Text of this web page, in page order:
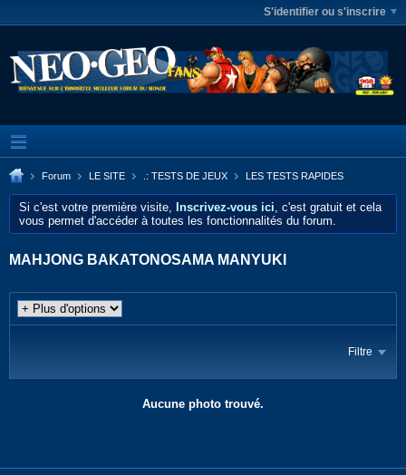
S'identifier ou s'inscrire
Forum LE SITE .: TESTS DE JEUX LES TESTS RAPIDES
Si c'est votre première visite, Inscrivez-vous ici, c'est gratuit et cela
vous permet d'accéder à toutes les fonctionnalités du forum.
MAHJONG BAKATONOSAMA MANYUKI
Filtre
Aucune photo trouvé.